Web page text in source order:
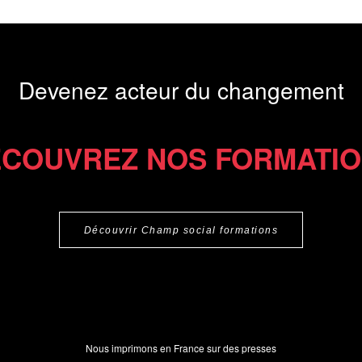
Devenez acteur du changement
NOS
Découvrir Champ social formations
Nous imprimons en France sur des presses